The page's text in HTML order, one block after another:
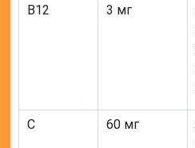
В12 3 мг
С 60 мг